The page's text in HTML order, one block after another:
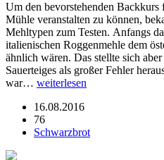
Um den bevorstehenden
Mühle veranstalten zu können,
Mehltypen zum Testen. Anfangs
italienischen Roggenmehle dem
ähnlich wären. Das stellte sich
Sauerteiges als großer Fehler
war… weiterlesen
16.08.2016
76
Schwarzbrot